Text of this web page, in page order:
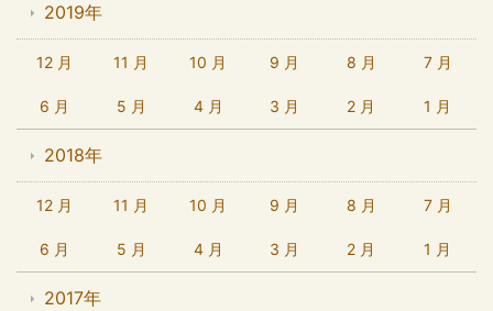
2019年
12 月 11 月 10 月 9 月 8 月 7 月
6 月 5 月 4 月 3 月 2 月 1 月
2018年
12 月 11 月 10 月 9 月 8 月 7 月
6 月 5 月 4 月 3 月 2 月 1 月
2017年